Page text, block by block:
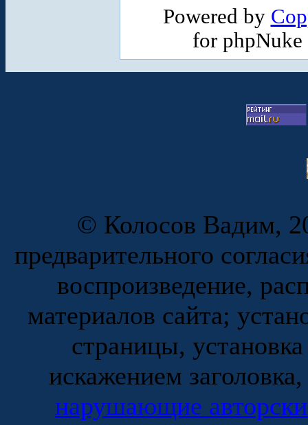
Powered by
for
© Колосов Вадим,
предварительного
воспроизведение,
материалов сайта;
страницы,
искажением
нарушающие